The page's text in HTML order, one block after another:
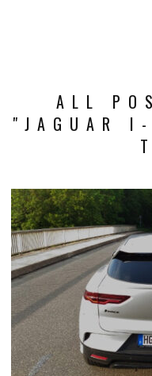
ALL
"JAGUAR I-